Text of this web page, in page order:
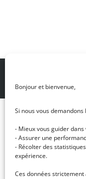
Bonjour et bienvenue,
Si nous vous
- Mieux vous guider
- Assurer une
- Récolter des
expérience.
Ces données strictement
© DJ